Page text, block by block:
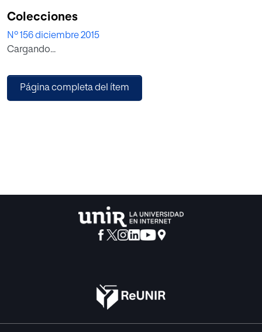
libertades que bien podría tener lugar en Nueva Revista.
Colecciones
Nº 156 diciembre 2015
Cargando...
Página completa del ítem